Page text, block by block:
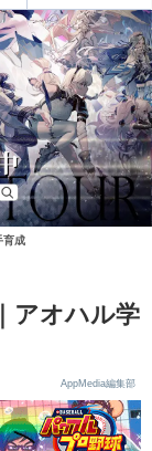
育成
アオハル学
AppMedia編集部